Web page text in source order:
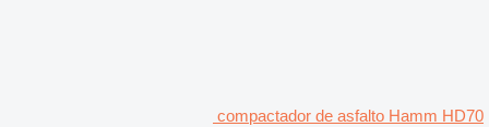
compactador de asfalto Hamm HD70